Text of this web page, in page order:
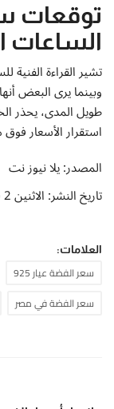
توقعات
الساعات
تشير القراءة
وبينما يرى البعض
طويل المدى، يحذر
استقرار الأسعار فوق مناطق
المصدر: يلا نيوز نت
تاريخ النشر: الاثنين 2 فبراير 2026
العلامات:
سعر الفضة عيار 925
سعر الفضة في مصر